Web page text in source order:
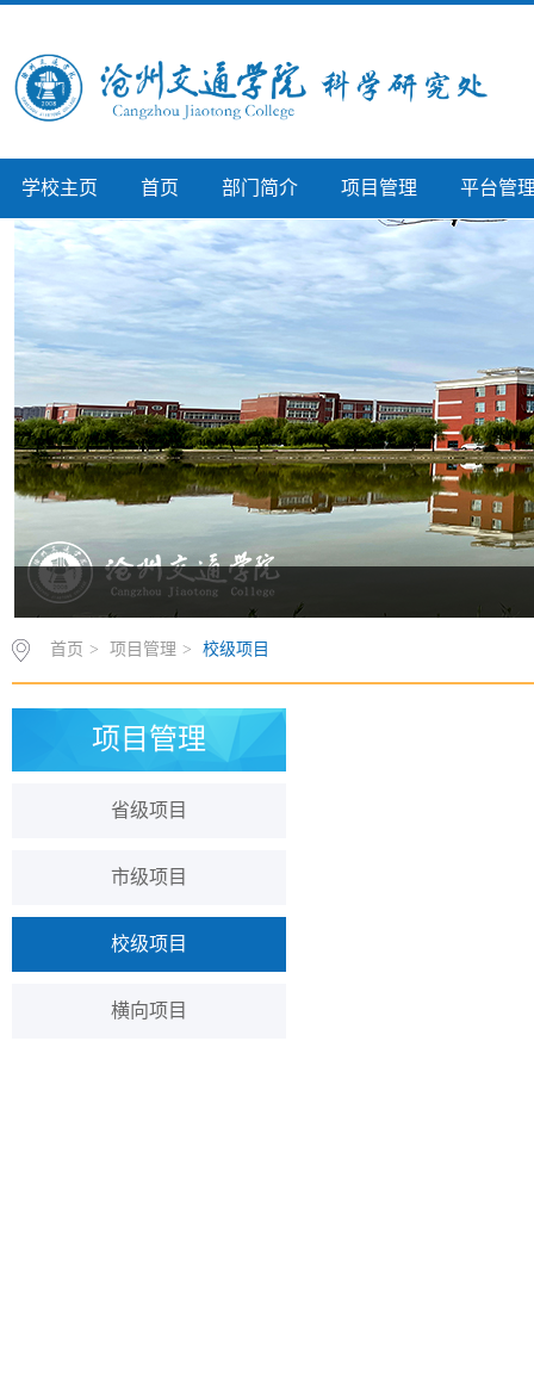
学校主页 首页 部门简介 项目管理 平台管
首页 > 项目管理 > 校级项目
项目管理
省级项目
市级项目
校级项目
横向项目